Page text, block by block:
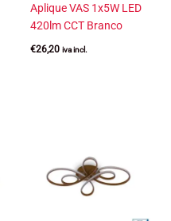
Aplique VAS 1x5W LED
420lm CCT Branco
€26,20 iva incl.